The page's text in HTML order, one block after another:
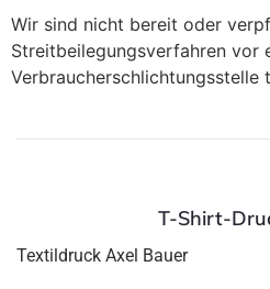
Wir sind nicht bereit oder
Streitbeilegungsverfahren vor
Verbraucherschlichtungsstelle
T-Shirt-
Textildruck Axel Bauer